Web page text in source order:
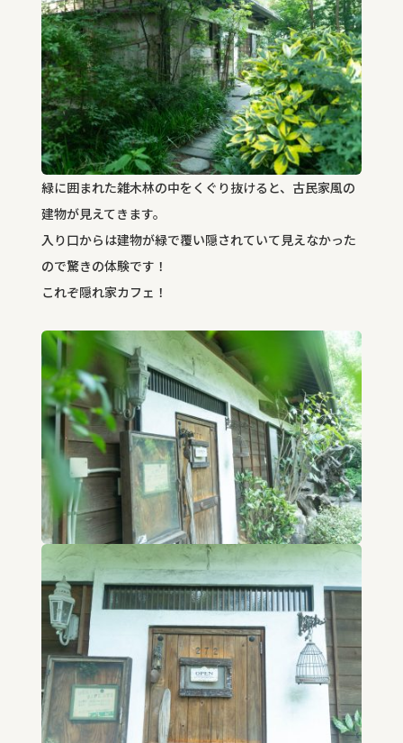
緑に囲まれた雑木林の中をくぐり抜けると、古民家風の
建物が見えてきます。
入り口からは建物が緑で覆い隠されていて見えなかった
ので驚きの体験です！
これぞ隠れ家カフェ！